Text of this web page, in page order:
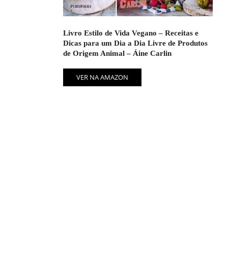
Livro Estilo de Vida Vegano – Receitas e
Dicas para um Dia a Dia Livre de Produtos
de Origem Animal – Áine Carlin
VER NA AMAZON